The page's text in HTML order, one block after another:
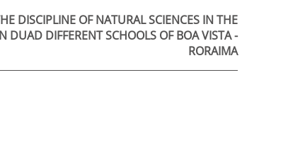
DISCIPLINE OF NATURAL SCIENCES IN THE
DUAD DIFFERENT SCHOOLS OF BOA VISTA -
RORAIMA